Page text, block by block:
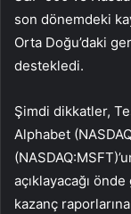
son dönemdeki
Orta Doğu’daki
destekledi.
Şimdi dikkatler,
Alphabet
(NASDAQ:MSFT
açıklayacağı
kazanç